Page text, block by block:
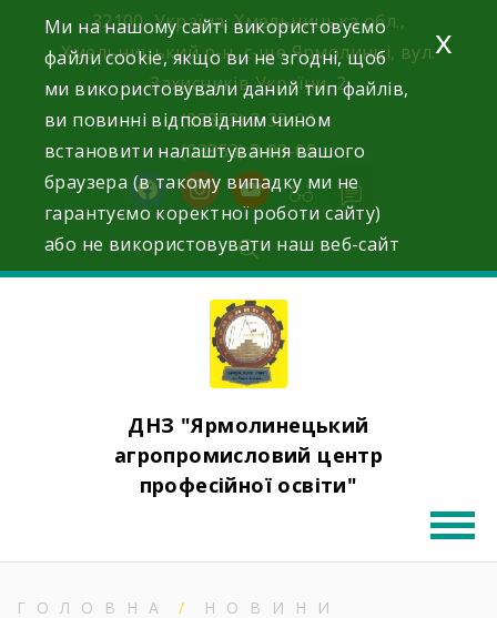
content
32100, Україна, Хмельницька обл.,
Хмельницький р-н, с-ще Ярмолинці, вул.
Захисників України, 2
(03853) 2-33-01
(03853) 3-03-05
facebookinstagram
youtube
ДНЗ "Ярмолинецький
агропромисловий центр
професійної освіти"
ГОЛОВНА
НОВИНИ
Ми на нашому сайті використовуємо
файли cookie, якщо ви не згодні, щоб
ми використовували даний тип файлів,
ви повинні відповідним чином
встановити налаштування вашого
браузера (в такому випадку ми не
гарантуємо коректної роботи сайту)
або не використовувати наш веб-сайт
x